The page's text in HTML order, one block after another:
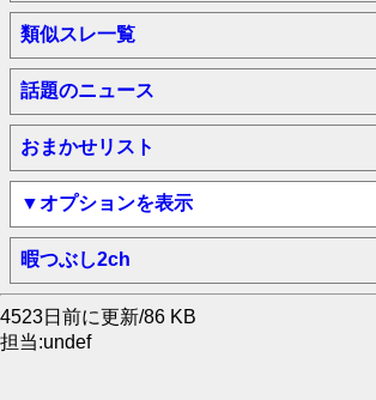
類似スレ一覧
話題のニュース
おまかせリスト
▼オプションを表示
暇つぶし2ch
4523日前に更新/86 KB
担当:undef